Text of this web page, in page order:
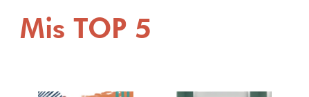
Mis TOP 5